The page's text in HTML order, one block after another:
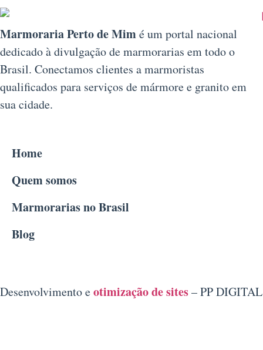
Marmoraria Perto de Mimé um portal nacional
dedicado à divulgação de marmorarias em todo o
Brasil. Conectamos clientes a marmoristas
qualificados para serviços de mármore e granito em
sua cidade.
Home
Quem somos
Marmorarias no Brasil
Blog
Desenvolvimento eotimização de sites– PP DIGITAL